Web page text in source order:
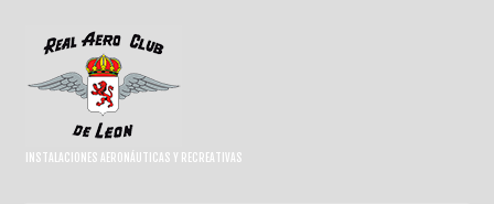
INSTALACIONES AERONÁUTICAS Y RECREATIVAS